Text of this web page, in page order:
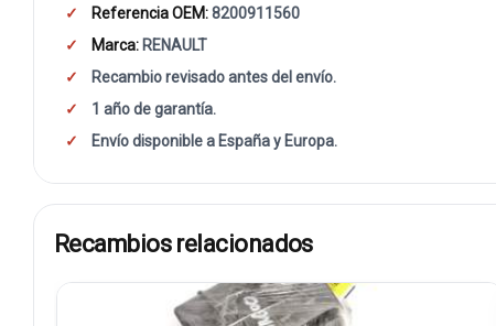
Referencia OEM:8200911560
Marca: RENAULT
Recambio revisado antes del envío.
1 año de garantía.
Envío disponible a España y Europa.
Recambios relacionados